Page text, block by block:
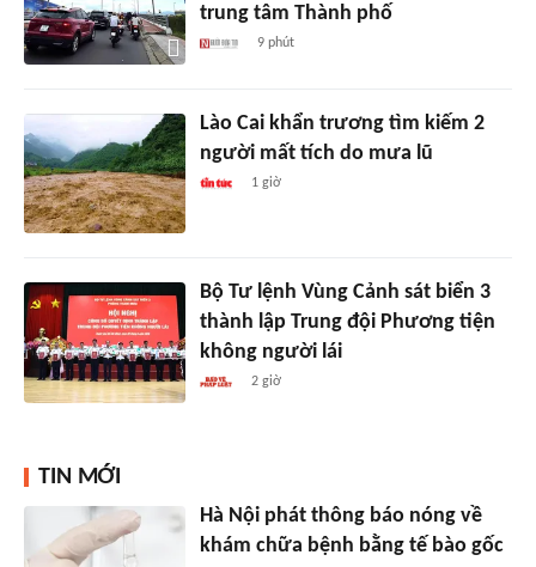
trung tâm Thành phố
9 phút
Lào Cai khẩn trương tìm kiếm 2
người mất tích do mưa lũ
1 giờ
Bộ Tư lệnh Vùng Cảnh sát biển 3
thành lập Trung đội Phương tiện
không người lái
2 giờ
TIN MỚI
Hà Nội phát thông báo nóng về
khám chữa bệnh bằng tế bào gốc